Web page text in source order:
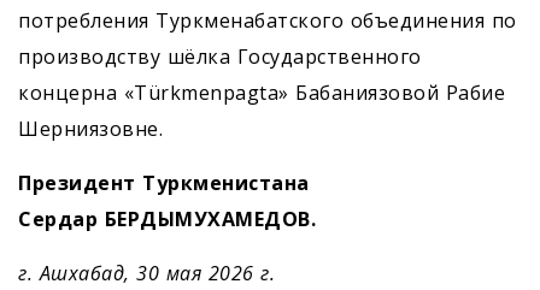
потребления Туркменабатского объединения по
производству шёлка Государственного
концерна «Türkmenpagta» Бабаниязовой Рабие
Шерниязовне.
Президент Туркменистана
Сердар БЕРДЫМУХАМЕДОВ.
г. Ашхабад, 30 мая 2026 г.